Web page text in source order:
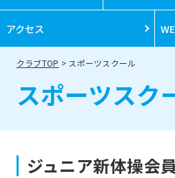
アクセス
クラブTOP スポーツスクール
スポーツスク
ジュニア新体操会員